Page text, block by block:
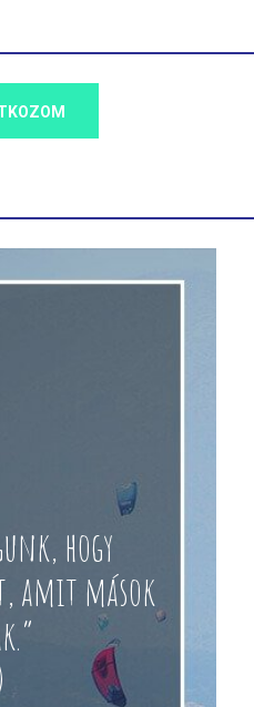
hogy
amit mások